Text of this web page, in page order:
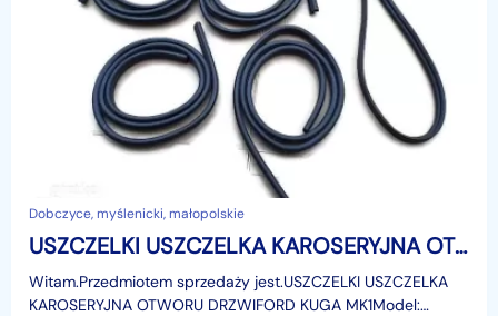
Dobczyce, myślenicki, małopolskie
USZCZELKI USZCZELKA KAROSERYJNA OTWORU DRZWI FORD KUGA MK1 Model: 2008-2012r. Ford Kuga
Witam.Przedmiotem sprzedaży jest.USZCZELKI USZCZELKA
KAROSERYJNA OTWORU DRZWIFORD KUGA MK1Model: